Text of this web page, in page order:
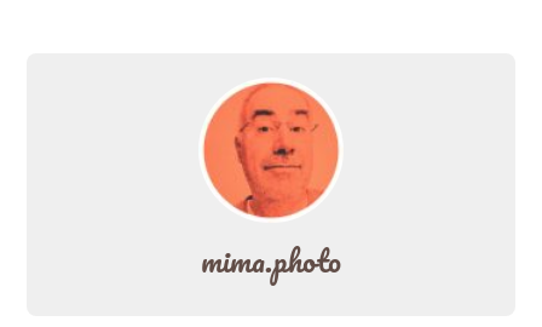
mima.photo